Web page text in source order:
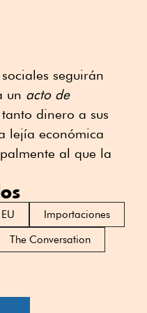
seguirán
un acto de
dinero a sus
lejía económica
al que la
Importaciones
The Conversation